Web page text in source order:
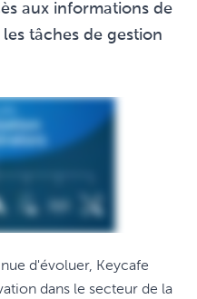
aux informations de
tâches de gestion
d'évoluer, Keycafe
dans le secteur de la